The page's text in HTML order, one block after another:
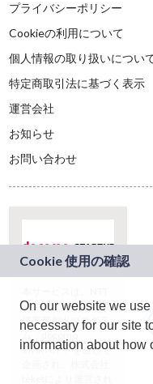
プライバシーポリシー
Cookieの利用について
個人情報の取り扱いについ
特定商取引法に基づく表示
運営会社
お知らせ
お問い合わせ
ドコモグループの新
規事業創出プログラ
ム「docomo
STARTUP」を通じて
On our website we
necessary for our site
information about how